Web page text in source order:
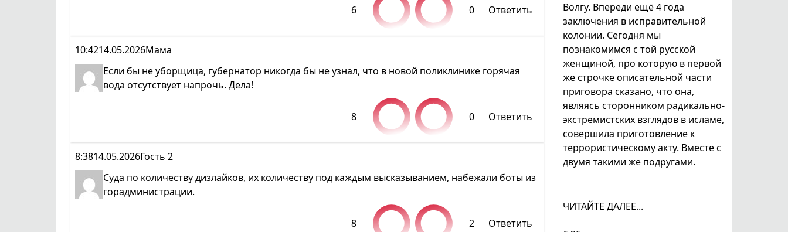
Волгу. Впереди ещё 4 года
заключения в исправительной
колонии. Сегодня мы
познакомимся с той русской
женщиной, про которую в первой
же строчке описательной части
приговора сказано, что она,
являясь сторонником радикально-
экстремистских взглядов в исламе,
совершила приготовление к
террористическому акту. Вместе с
двумя такими же подругами.
ЧИТАЙТЕ ДАЛЕЕ...
6 0 Ответить
10:4214.05.2026Мама
Если бы не уборщица, губернатор никогда бы не узнал, что в новой поликлинике горячая
вода отсутствует напрочь. Дела!
8 0 Ответить
8:3814.05.2026Гость 2
Суда по количеству дизлайков, их количеству под каждым высказыванием, набежали боты из
горадминистрации.
8 2 Ответить